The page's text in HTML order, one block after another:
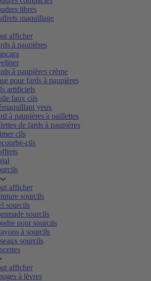
libres
maquillage
afficher
à paupières
à paupières crème
pour fards à paupières
artificiels
faux cils
yeux
à paupières à paillettes
de fards à paupières
cils
cils
afficher
sourcils
sourcils
sourcils
pour sourcils
à sourcils
sourcils
afficher
à lèvres